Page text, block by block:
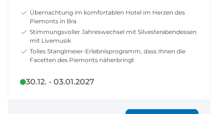
Übernachtung im komfortablen Hotel im Herzen des
Piemonts in Bra
Stimmungsvoller Jahreswechsel mit Silvesterabendessen
mit Livemusik
Tolles Stanglmeier-Erlebnisprogramm, dass Ihnen die
Facetten des Piemonts näherbringt
30.12. - 03.01.2027